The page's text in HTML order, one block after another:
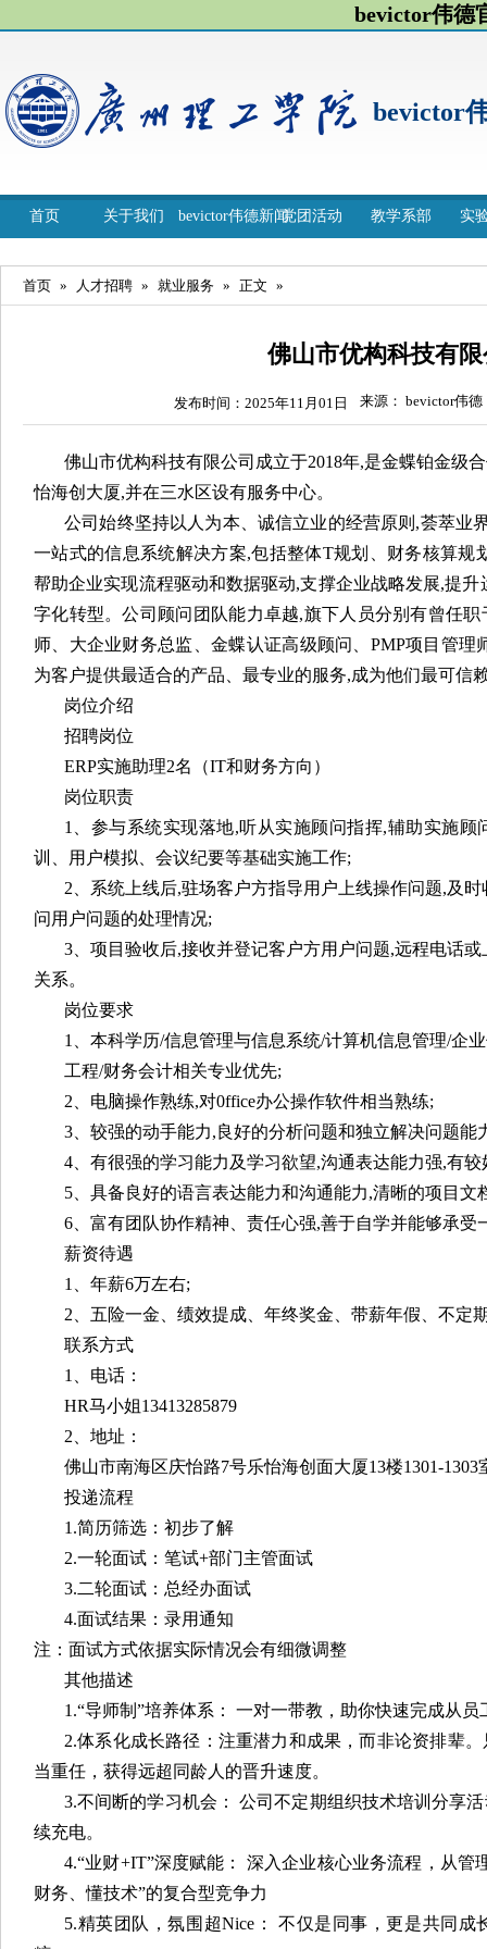
bevictor伟德
bevictor
首页 关于我们 bevictor伟德新闻党团活动 教学系部 实
首页 » 人才招聘 » 就业服务 » 正文 »
佛山市优构科技有
发布时间：2025年11月01日 来源： bevictor伟德
佛山市优构科技有限公司成立于2018年,是金蝶铂金级
怡海创大厦,并在三水区设有服务中心。
公司始终坚持以人为本、诚信立业的经营原则,荟萃业
一站式的信息系统解决方案,包括整体T规划、财务核算规
帮助企业实现流程驱动和数据驱动,支撑企业战略发展,提
字化转型。公司顾问团队能力卓越,旗下人员分别有曾任
师、大企业财务总监、金蝶认证高级顾问、PMP项目管
为客户提供最适合的产品、最专业的服务,成为他们最可信
岗位介绍
招聘岗位
ERP实施助理2名（IT和财务方向）
岗位职责
1、参与系统实现落地,听从实施顾问指挥,辅助实施
训、用户模拟、会议纪要等基础实施工作;
2、系统上线后,驻场客户方指导用户上线操作问题,及
问用户问题的处理情况;
3、项目验收后,接收并登记客户方用户问题,远程电话
关系。
岗位要求
1、本科学历/信息管理与信息系统/计算机信息管理/企
工程/财务会计相关专业优先;
2、电脑操作熟练,对0ffice办公操作软件相当熟练;
3、较强的动手能力,良好的分析问题和独立解决问题能
4、有很强的学习能力及学习欲望,沟通表达能力强,有较
5、具备良好的语言表达能力和沟通能力,清晰的项目文
6、富有团队协作精神、责任心强,善于自学并能够承受
薪资待遇
1、年薪6万左右;
2、五险一金、绩效提成、年终奖金、带薪年假、不定
联系方式
1、电话：
HR马小姐13413285879
2、地址：
佛山市南海区庆怡路7号乐怡海创面大厦13楼1301-1303
投递流程
1.简历筛选：初步了解
2.一轮面试：笔试+部门主管面试
3.二轮面试：总经办面试
4.面试结果：录用通知
注：面试方式依据实际情况会有细微调整
其他描述
1.“导师制”培养体系： 一对一带教，助你快速完成从
2.体系化成长路径：注重潜力和成果，而非论资排辈
当重任，获得远超同龄人的晋升速度。
3.不间断的学习机会： 公司不定期组织技术培训分享
续充电。
4.“业财+IT”深度赋能： 深入企业核心业务流程，从管
财务、懂技术”的复合型竞争力
5.精英团队，氛围超Nice： 不仅是同事，更是共同